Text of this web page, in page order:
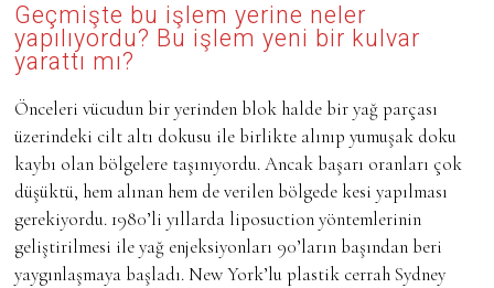
Geçmişte bu işlem yerine neler
yapılıyordu? Bu işlem yeni bir kulvar
yarattı mı?
Önceleri vücudun bir yerinden blok halde bir yağ parçası
üzerindeki cilt altı dokusu ile birlikte alınıp yumuşak doku
kaybı olan bölgelere taşınıyordu. Ancak başarı oranları çok
düşüktü, hem alınan hem de verilen bölgede kesi yapılması
gerekiyordu. 1980’li yıllarda liposuction yöntemlerinin
geliştirilmesi ile yağ enjeksiyonları 90’ların başından beri
yaygınlaşmaya başladı. New York’lu plastik cerrah Sydney